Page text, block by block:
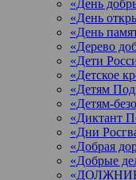
«День
«День
«День
«Дерево
«Дети
«Детское
«Детям
«Детям-
«Диктант
«Дни
«Добрая
«Добрые